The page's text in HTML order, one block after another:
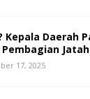
Kepala Daerah
17, 2025